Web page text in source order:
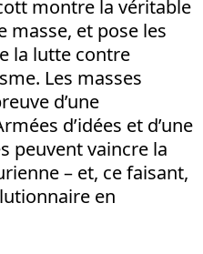
montre la véritable
masse, et pose les
la lutte contre
Les masses
d’une
d’idées et d’une
peuvent vaincre la
– et, ce faisant,
en